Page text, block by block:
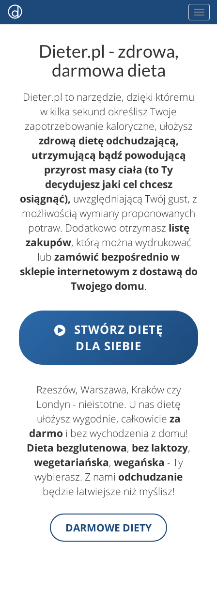
Dieter.pl - zdrowa,
darmowa dieta
Dieter.pl to narzędzie, dzięki któremu
w kilka sekund określisz Twoje
zapotrzebowanie kaloryczne, ułożysz
zdrową dietę odchudzającą,
utrzymującą bądź powodującą
przyrost masy ciała (to Ty
decydujesz jaki cel chcesz
osiągnąć), uwzględniającą Twój gust, z
możliwością wymiany proponowanych
potraw. Dodatkowo otrzymasz listę
zakupów, którą można wydrukować
lub zamówić bezpośrednio w
sklepie internetowym z dostawą do
Twojego domu.
STWÓRZ DIETĘ
DLA SIEBIE
Rzeszów, Warszawa, Kraków czy
Londyn - nieistotne. U nas dietę
ułożysz wygodnie, całkowicie za
darmo i bez wychodzenia z domu!
Dieta bezglutenowa, bez laktozy,
wegetariańska, wegańska - Ty
wybierasz. Z nami odchudzanie
będzie łatwiejsze niż myślisz!
DARMOWE DIETY